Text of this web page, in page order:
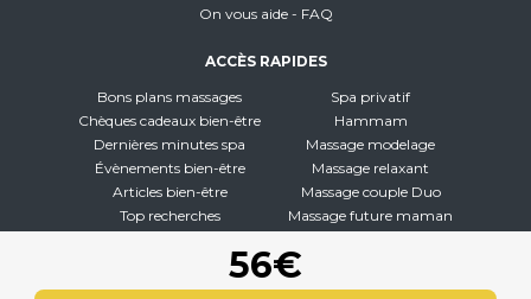
56€
On vous aide - FAQ
ACCÈS RAPIDES
Bons plans massages
Chèques cadeaux bien-être
Dernières minutes spa
Évènements bien-être
Articles bien-être
Top recherches
Spa privatif
Hammam
Massage modelage
Massage relaxant
Massage couple Duo
Massage future maman